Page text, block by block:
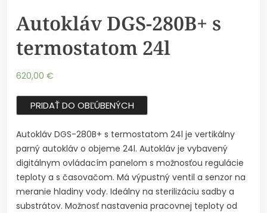
Autokláv DGS-280B+ s
termostatom 24l
620,00 €
PRIDAŤ DO OBĽÚBENÝCH
Autokláv DGS-280B+ s termostatom 24l je vertikálny
parný autokláv o objeme 24l. Autokláv je vybavený
digitálnym ovládacím panelom s možnosťou regulácie
teploty a s časovačom. Má výpustný ventil a senzor na
meranie hladiny vody. Ideálny na sterilizáciu sadby a
substrátov. Možnosť nastavenia pracovnej teploty od